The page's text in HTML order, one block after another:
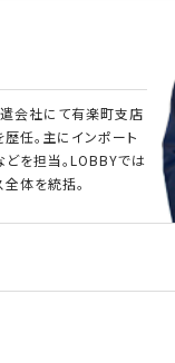
会社にて有楽町支店
任。主にインポート
を担当。LOBBYでは
体を統括。